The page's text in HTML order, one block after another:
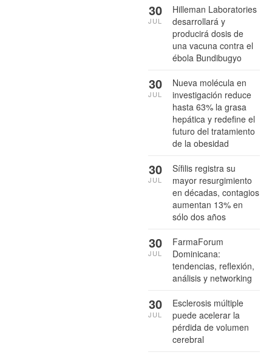
Hilleman Laboratories
desarrollará y
producirá dosis de
una vacuna contra el
ébola Bundibugyo
30
JUL
Nueva molécula en
investigación reduce
hasta 63% la grasa
hepática y redefine el
futuro del tratamiento
de la obesidad
30
JUL
Sífilis registra su
mayor resurgimiento
en décadas, contagios
aumentan 13% en
sólo dos años
30
JUL
FarmaForum
Dominicana:
tendencias, reflexión,
análisis y networking
30
JUL
Esclerosis múltiple
puede acelerar la
pérdida de volumen
cerebral
30
JUL